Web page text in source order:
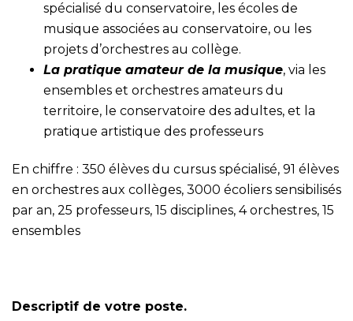
spécialisé du conservatoire, les écoles de
musique associées au conservatoire, ou les
projets d’orchestres au collège.
La pratique amateur de la musique, via les
ensembles et orchestres amateurs du
territoire, le conservatoire des adultes, et la
pratique artistique des professeurs
En chiffre : 350 élèves du cursus spécialisé, 91 élèves
en orchestres aux collèges, 3000 écoliers sensibilisés
par an, 25 professeurs, 15 disciplines, 4 orchestres, 15
ensembles
Descriptif de votre poste.